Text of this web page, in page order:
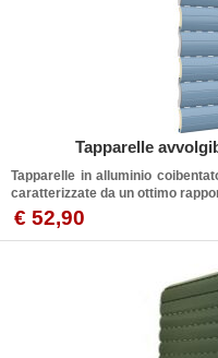
Tapparelle
Tapparelle in alluminio
caratterizzate da un ottimo
€ 52,90